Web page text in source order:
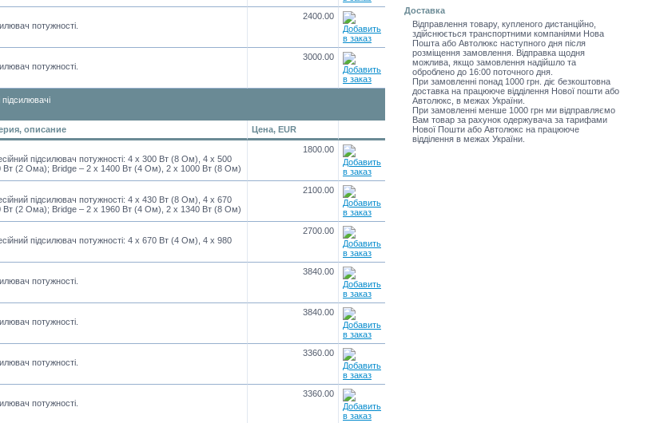
потужності.
2400.00
потужності.
3000.00
описание Цена, EUR
підсилювач потужності: 4 x 300 Вт (8 Ом), 4 x 500
Вт (2 Ома); Bridge – 2 x 1400 Вт (4 Ом), 2 x 1000 Вт (8 Ом)
1800.00
підсилювач потужності: 4 x 430 Вт (8 Ом), 4 x 670
Вт (2 Ома); Bridge – 2 x 1960 Вт (4 Ом), 2 x 1340 Вт (8 Ом)
2100.00
підсилювач потужності: 4 x 670 Вт (4 Ом), 4 x 980
2700.00
потужності.
3840.00
потужності.
3840.00
потужності.
3360.00
потужності.
3360.00
Доставка
Відправлення товару, купленого дистанційно,
здійснюється транспортними компаніями Нова
Пошта або Автолюкс наступного дня після
розміщення замовлення. Відправка щодня
можлива, якщо замовлення надійшло та
оброблено до 16:00 поточного дня.
При замовленні понад 1000 грн. діє безкоштовна
доставка на працююче відділення Нової пошти або
Автолюкс, в межах України.
При замовленні менше 1000 грн ми відправляємо
Вам товар за рахунок одержувача за тарифами
Нової Пошти або Автолюкс на працююче
відділення в межах України.